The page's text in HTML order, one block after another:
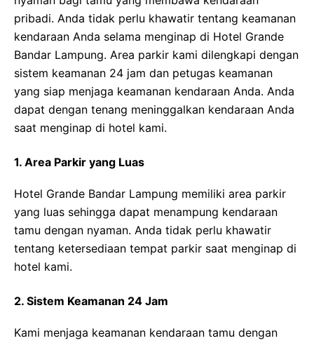
pribadi. Anda tidak perlu khawatir tentang keamanan
kendaraan Anda selama menginap di Hotel Grande
Bandar Lampung. Area parkir kami dilengkapi dengan
sistem keamanan 24 jam dan petugas keamanan
yang siap menjaga keamanan kendaraan Anda. Anda
dapat dengan tenang meninggalkan kendaraan Anda
saat menginap di hotel kami.
1. Area Parkir yang Luas
Hotel Grande Bandar Lampung memiliki area parkir
yang luas sehingga dapat menampung kendaraan
tamu dengan nyaman. Anda tidak perlu khawatir
tentang ketersediaan tempat parkir saat menginap di
hotel kami.
2. Sistem Keamanan 24 Jam
Kami menjaga keamanan kendaraan tamu dengan